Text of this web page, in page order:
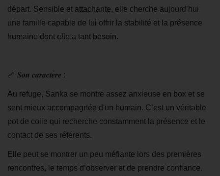
départ. Sensible et attachante, elle cherche aujourd’hui
une famille capable de lui offrir la stabilité et la présence
humaine dont elle a tant besoin.
🦴 𝑺𝒐𝒏 𝒄𝒂𝒓𝒂𝒄𝒕𝒆𝒓𝒆 :
Au refuge, Sanka se montre assez anxieuse en box et se
sent mieux accompagnée d'un humain. C’est un véritable
pot de colle qui recherche constamment la présence et le
contact de ses référents.
Elle peut se montrer un peu méfiante lors des premières
rencontres, le temps d’observer et de prendre confiance.